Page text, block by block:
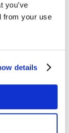
you’ve
from your use
details
speciale
Sam e
chepratica
proprie
durante i
quando,
in fetidi